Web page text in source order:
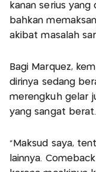
kanan serius yang
bahkan
akibat masalah
Bagi Marquez,
dirinya sedang
merengkuh gelar
yang sangat berat.
“Maksud saya,
lainnya.